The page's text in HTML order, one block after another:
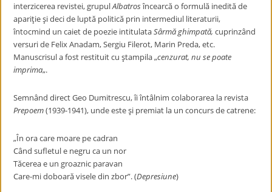
interzicerea revistei, grupulAlbatrosîncearcă o formulă inedită de
apariţie şi deci de luptă politică prin intermediul literaturii,
întocmind un caiet de poezie intitulataSârmă ghimpată,cuprinzând
versuri de Felix Anadam, Sergiu Filerot, Marin Preda, etc.
Manuscrisul a fost restituit cu ştampila „cenzurat, nu se poate
imprima„.
Semnând direct Geo Dumitrescu, îi întâlnim colaborarea la revista
Prepoem(1939-1941), unde este şi premiat la un concurs de catrene:
„În ora care moare pe cadran
Când sufletul e negru ca un nor
Tăcerea e un groaznic paravan
Care-mi doboară visele din zbor”. (Depresiune)